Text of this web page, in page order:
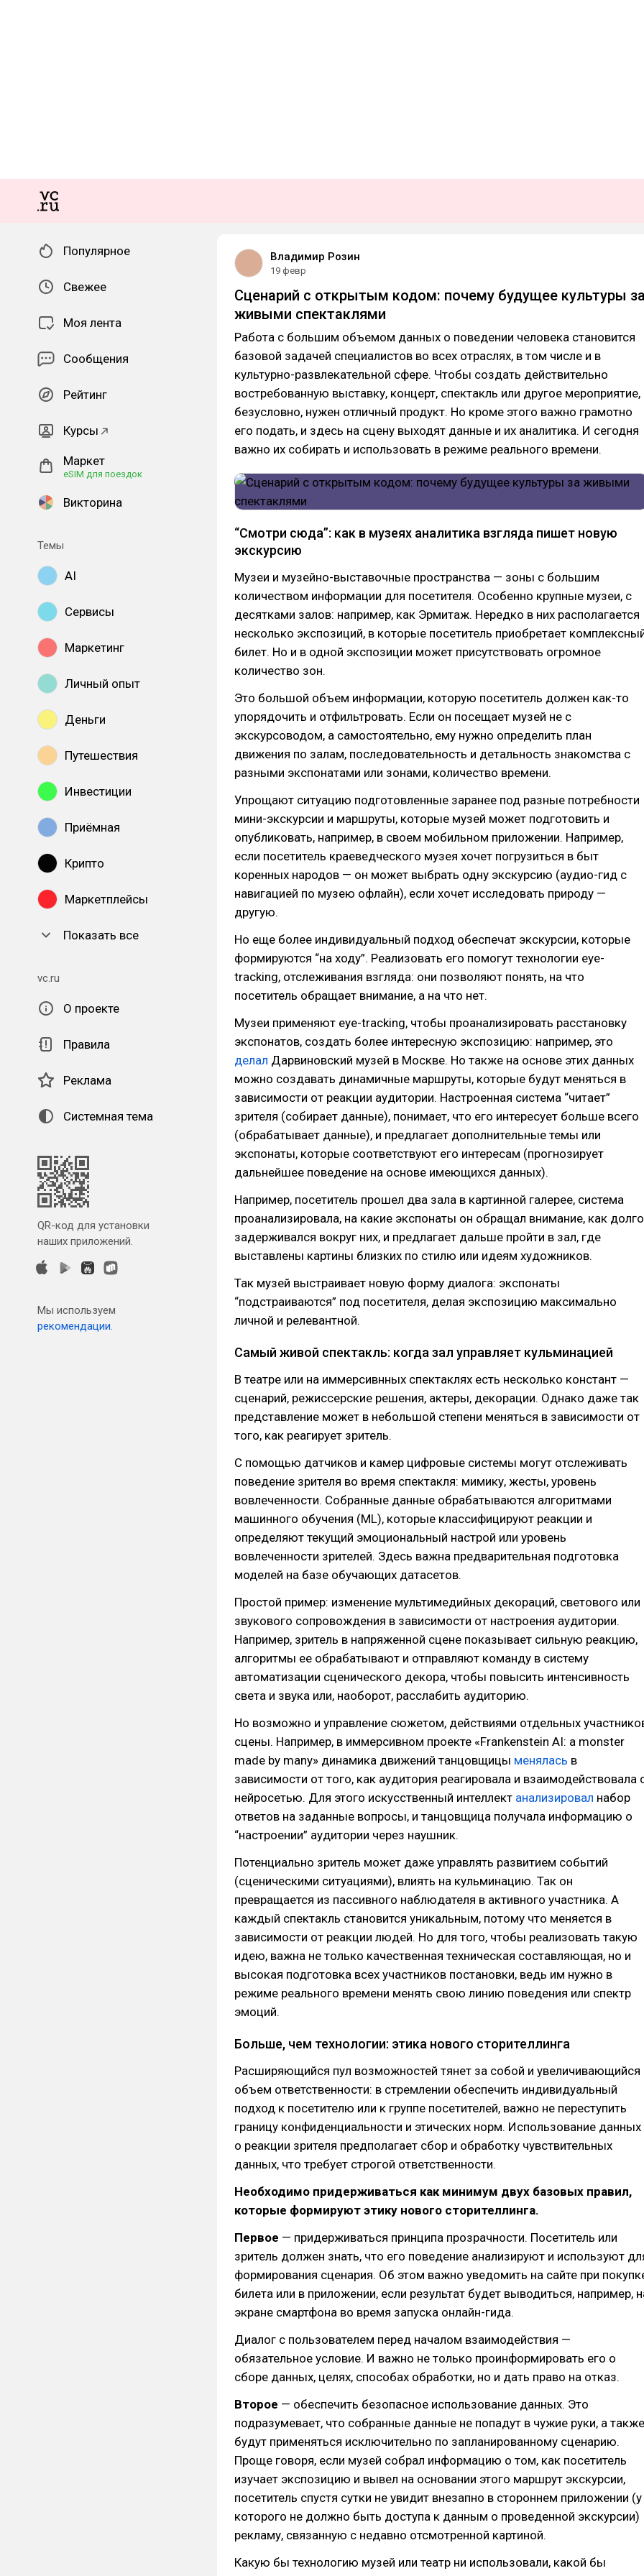
Популярное
Свежее
Моя лента
Сообщения
Рейтинг
Курсы
Маркет
eSIM для поездок
Викторина
Темы
AI
Сервисы
Маркетинг
Личный опыт
Деньги
Путешествия
Инвестиции
Приёмная
Крипто
Маркетплейсы
Показать все
vc.ru
О проекте
Правила
Реклама
Системная тема
QR-код для установки
наших приложений.
Мы используем
рекомендации.
Владимир Розин
19 февр
Сценарий с открытым кодом: почему будущее культуры
живыми спектаклями
Работа с большим объемом данных о поведении человека становится
базовой задачей специалистов во всех отраслях, в том числе и в
культурно-развлекательной сфере. Чтобы создать действительно
востребованную выставку, концерт, спектакль или другое мероприятие,
безусловно, нужен отличный продукт. Но кроме этого важно грамотно
его подать, и здесь на сцену выходят данные и их аналитика. И сегодня
важно их собирать и использовать в режиме реального времени.
“Смотри сюда”: как в музеях аналитика взгляда пишет новую
экскурсию
Музеи и музейно-выставочные пространства — зоны с большим
количеством информации для посетителя. Особенно крупные музеи, с
десятками залов: например, как Эрмитаж. Нередко в них располагается
несколько экспозиций, в которые посетитель приобретает
билет. Но и в одной экспозиции может присутствовать огромное
количество зон.
Это большой объем информации, которую посетитель должен как-то
упорядочить и отфильтровать. Если он посещает музей не с
экскурсоводом, а самостоятельно, ему нужно определить план
движения по залам, последовательность и детальность знакомства с
разными экспонатами или зонами, количество времени.
Упрощают ситуацию подготовленные заранее под разные потребности
мини-экскурсии и маршруты, которые музей может подготовить и
опубликовать, например, в своем мобильном приложении. Например,
если посетитель краеведческого музея хочет погрузиться в быт
коренных народов — он может выбрать одну экскурсию (аудио-гид с
навигацией по музею офлайн), если хочет исследовать природу —
другую.
Но еще более индивидуальный подход обеспечат экскурсии, которые
формируются “на ходу”. Реализовать его помогут технологии eye-
tracking, отслеживания взгляда: они позволяют понять, на что
посетитель обращает внимание, а на что нет.
Музеи применяют eye-tracking, чтобы проанализировать расстановку
экспонатов, создать более интересную экспозицию: например, это
делал Дарвиновский музей в Москве. Но также на основе этих данных
можно создавать динамичные маршруты, которые будут меняться в
зависимости от реакции аудитории. Настроенная система “читает”
зрителя (собирает данные), понимает, что его интересует больше всего
(обрабатывает данные), и предлагает дополнительные темы или
экспонаты, которые соответствуют его интересам (прогнозирует
дальнейшее поведение на основе имеющихся данных).
Например, посетитель прошел два зала в картинной галерее, система
проанализировала, на какие экспонаты он обращал внимание, как долго
задерживался вокруг них, и предлагает дальше пройти в зал, где
выставлены картины близких по стилю или идеям художников.
Так музей выстраивает новую форму диалога: экспонаты
“подстраиваются” под посетителя, делая экспозицию максимально
личной и релевантной.
Самый живой спектакль: когда зал управляет кульминацией
В театре или на иммерсивнных спектаклях есть несколько констант —
сценарий, режиссерские решения, актеры, декорации. Однако даже так
представление может в небольшой степени меняться в зависимости от
того, как реагирует зритель.
С помощью датчиков и камер цифровые системы могут отслеживать
поведение зрителя во время спектакля: мимику, жесты, уровень
вовлеченности. Собранные данные обрабатываются алгоритмами
машинного обучения (ML), которые классифицируют реакции и
определяют текущий эмоциональный настрой или уровень
вовлеченности зрителей. Здесь важна предварительная подготовка
моделей на базе обучающих датасетов.
Простой пример: изменение мультимедийных декораций, светового или
звукового сопровождения в зависимости от настроения аудитории.
Например, зритель в напряженной сцене показывает сильную реакцию,
алгоритмы ее обрабатывают и отправляют команду в систему
автоматизации сценического декора, чтобы повысить интенсивность
света и звука или, наоборот, расслабить аудиторию.
Но возможно и управление сюжетом, действиями отдельных
сцены. Например, в иммерсивном проекте «Frankenstein AI: a monster
made by many» динамика движений танцовщицы менялась в
зависимости от того, как аудитория реагировала и взаимодействовала
нейросетью. Для этого искусственный интеллект анализировал набор
ответов на заданные вопросы, и танцовщица получала информацию о
“настроении” аудитории через наушник.
Потенциально зритель может даже управлять развитием событий
(сценическими ситуациями), влиять на кульминацию. Так он
превращается из пассивного наблюдателя в активного участника. А
каждый спектакль становится уникальным, потому что меняется в
зависимости от реакции людей. Но для того, чтобы реализовать такую
идею, важна не только качественная техническая составляющая, но и
высокая подготовка всех участников постановки, ведь им нужно в
режиме реального времени менять свою линию поведения или спектр
эмоций.
Больше, чем технологии: этика нового сторителлинга
Расширяющийся пул возможностей тянет за собой и увеличивающийся
объем ответственности: в стремлении обеспечить индивидуальный
подход к посетителю или к группе посетителей, важно не переступить
границу конфиденциальности и этических норм. Использование данных
о реакции зрителя предполагает сбор и обработку чувствительных
данных, что требует строгой ответственности.
Необходимо придерживаться как минимум двух базовых правил,
которые формируют этику нового сторителлинга.
Первое — придерживаться принципа прозрачности. Посетитель или
зритель должен знать, что его поведение анализируют и используют
формирования сценария. Об этом важно уведомить на сайте при
билета или в приложении, если результат будет выводиться, например,
экране смартфона во время запуска онлайн-гида.
Диалог с пользователем перед началом взаимодействия —
обязательное условие. И важно не только проинформировать его о
сборе данных, целях, способах обработки, но и дать право на отказ.
Второе — обеспечить безопасное использование данных. Это
подразумевает, что собранные данные не попадут в чужие руки, а также
будут применяться исключительно по запланированному сценарию.
Проще говоря, если музей собрал информацию о том, как посетитель
изучает экспозицию и вывел на основании этого маршрут экскурсии,
посетитель спустя сутки не увидит внезапно в стороннем приложении (у
которого не должно быть доступа к данным о проведенной экскурсии)
рекламу, связанную с недавно отсмотренной картиной.
Какую бы технологию музей или театр ни использовали, какой бы